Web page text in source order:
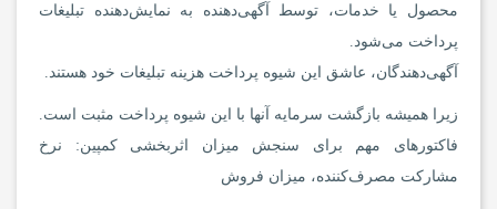
محصول یا خدمات، توسط آگهی‌دهنده به نمایش‌دهنده تبلیغات
پرداخت می‌شود.
آگهی‌دهندگان، عاشق این شیوه پرداخت هزینه تبلیغات خود هستند.
زیرا همیشه بازگشت سرمایه آنها با این شیوه پرداخت مثبت است.
فاکتورهای مهم برای سنجش میزان اثربخشی کمپین: نرخ
مشارکت مصرف‌کننده، میزان فروش